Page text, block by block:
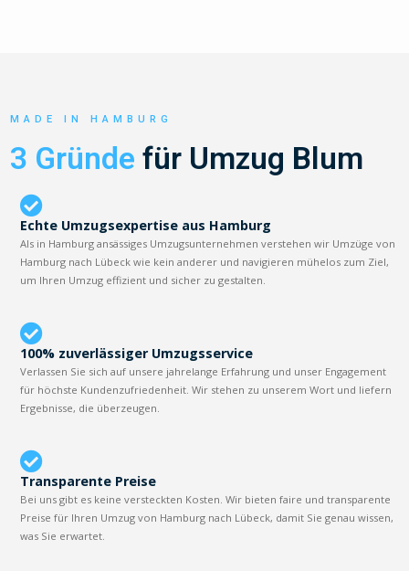
MADE IN HAMBURG
3 Gründe für Umzug Blum
Echte Umzugsexpertise aus Hamburg
Als in Hamburg ansässiges Umzugsunternehmen verstehen wir Umzüge von
Hamburg nach Lübeck wie kein anderer und navigieren mühelos zum Ziel,
um Ihren Umzug effizient und sicher zu gestalten.
100% zuverlässiger Umzugsservice
Verlassen Sie sich auf unsere jahrelange Erfahrung und unser Engagement
für höchste Kundenzufriedenheit. Wir stehen zu unserem Wort und liefern
Ergebnisse, die überzeugen.
Transparente Preise
Bei uns gibt es keine versteckten Kosten. Wir bieten faire und transparente
Preise für Ihren Umzug von Hamburg nach Lübeck, damit Sie genau wissen,
was Sie erwartet.